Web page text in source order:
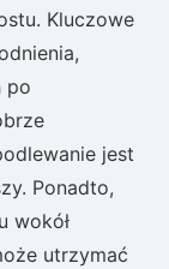
Kluczowe
po
jest
Ponadto,
wokół
utrzymać